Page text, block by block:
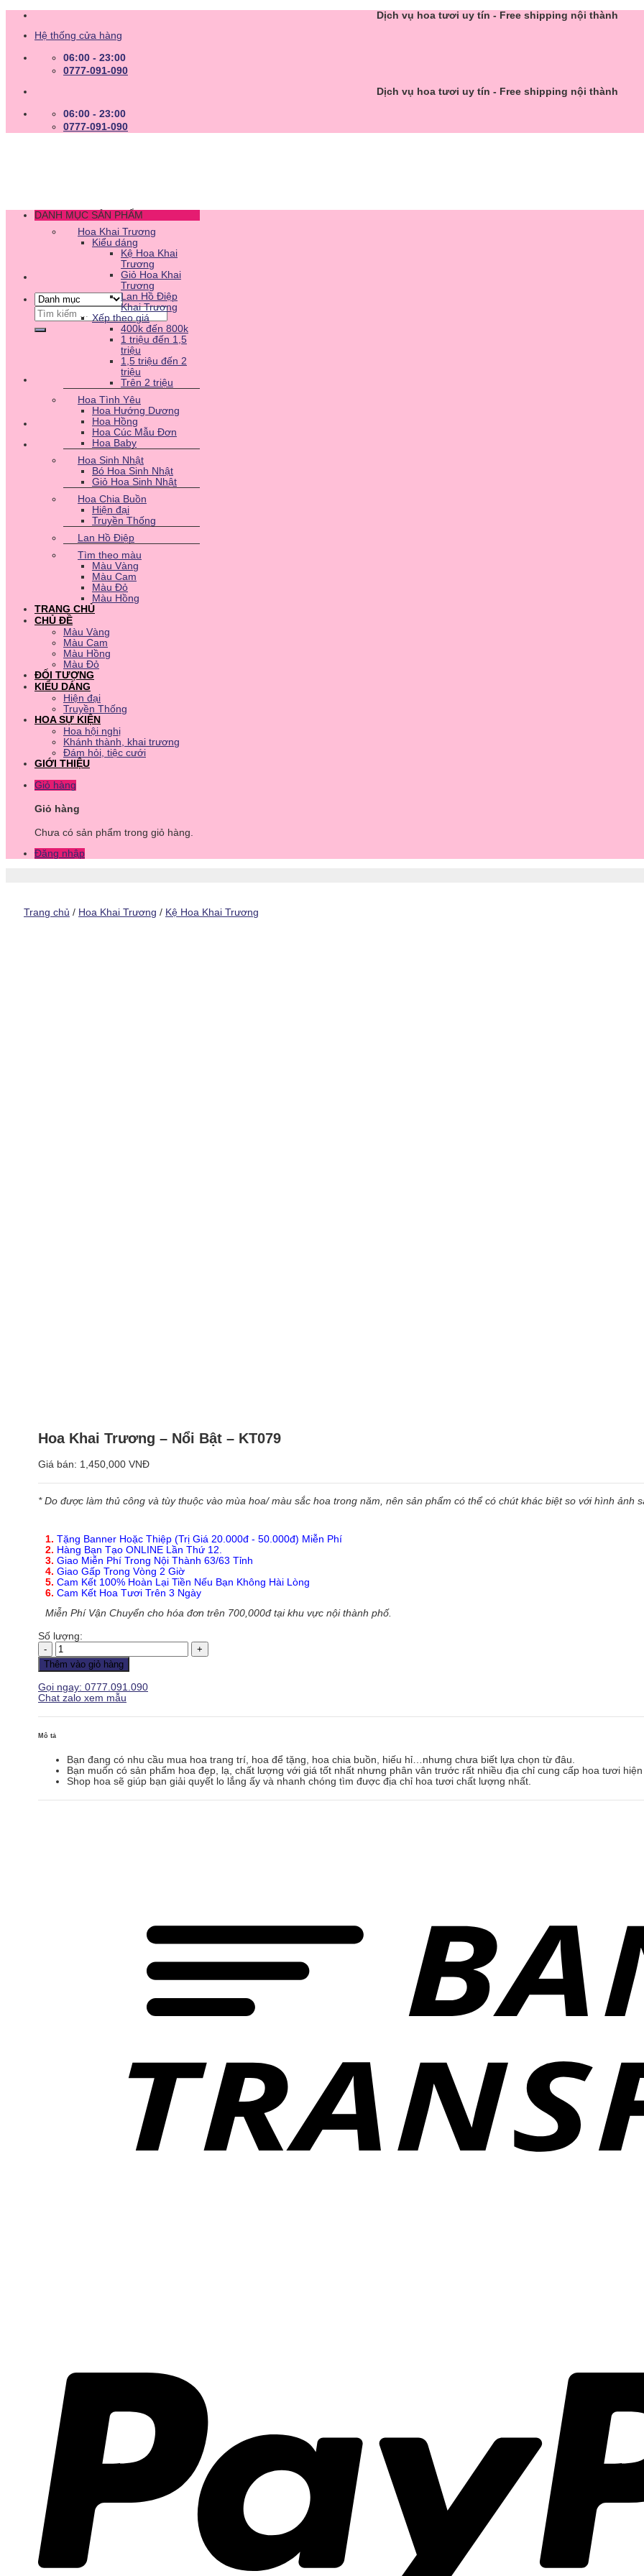
Skip
content
Dịch vụ hoa tươi uy tín - Free shipping nội thành
Hệ thống cửa hàng
06:00 - 23:00
0777-091-090
Dịch vụ hoa tươi uy tín - Free shipping nội thành
06:00 - 23:00
0777-091-090
Tìm
kiếm:
DANH MỤC SẢN PHẨM
Hoa Khai Trương
Kiểu dáng
Kệ Hoa Khai
Trương
Giỏ Hoa Khai
Trương
Lan Hồ Điệp
Khai Trương
Xếp theo giá
400k đến 800k
1 triệu đến 1,5
triệu
1,5 triệu đến 2
triệu
Trên 2 triệu
Hoa Tình Yêu
Hoa Hướng Dương
Hoa Hồng
Hoa Cúc Mẫu Đơn
Hoa Baby
Hoa Sinh Nhật
Bó Hoa Sinh Nhật
Giỏ Hoa Sinh Nhật
Hoa Chia Buồn
Hiện đại
Truyền Thống
Lan Hồ Điệp
Tìm theo màu
Màu Vàng
Màu Cam
Màu Đỏ
Màu Hồng
TRANG CHỦ
CHỦ ĐỀ
Màu Vàng
Màu Cam
Màu Hồng
Màu Đỏ
ĐỐI TƯỢNG
KIỂU DÁNG
Hiện đại
Truyền Thống
HOA SỰ KIỆN
Hoa hội nghị
Khánh thành, khai trương
Đám hỏi, tiệc cưới
GIỚI THIỆU
Giỏ hàng
Giỏ hàng
Chưa có sản phẩm trong giỏ hàng.
Đăng nhập
Trang chủ / Hoa Khai Trương / Kệ Hoa Khai Trương
Hoa Khai Trương – Nổi Bật – KT079
Giá bán: 1,450,000 VNĐ
* Do được làm thủ công và tùy thuộc vào mùa hoa/ màu sắc hoa trong năm, nên sản phẩm có thể có chút khác biệt so với hình ảnh
1. Tặng Banner Hoặc Thiệp (Trị Giá 20.000đ - 50.000đ) Miễn Phí
2. Hàng Bạn Tạo ONLINE Lần Thứ 12.
3. Giao Miễn Phí Trong Nội Thành 63/63 Tỉnh
4. Giao Gấp Trong Vòng 2 Giờ
5. Cam Kết 100% Hoàn Lại Tiền Nếu Bạn Không Hài Lòng
6. Cam Kết Hoa Tươi Trên 3 Ngày
Miễn Phí Vận Chuyển cho hóa đơn trên 700,000đ tại khu vực nội thành phố.
Số lượng:
Hoa
Khai
Trương
Nổi
Bật
số
Thêm vào giỏ hàng
Gọi ngay: 0777.091.090
Chat zalo xem mẫu
Mô tả
Bạn đang có nhu cầu mua hoa trang trí, hoa để tặng, hoa chia buồn, hiếu hỉ…nhưng chưa biết lựa chọn từ đâu.
Bạn muốn có sản phẩm hoa đẹp, lạ, chất lượng với giá tốt nhất nhưng phân vân trước rất nhiều địa chỉ cung cấp hoa tươi hiện
Shop hoa sẽ giúp bạn giải quyết lo lắng ấy và nhanh chóng tìm được địa chỉ hoa tươi chất lượng nhất.